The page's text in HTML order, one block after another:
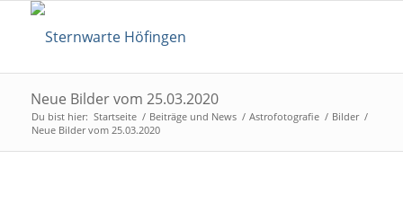
Neue Bilder vom 25.03.2020
Du bist hier: Startseite / Beiträge und News / Astrofotografie / Bilder /
Neue Bilder vom 25.03.2020